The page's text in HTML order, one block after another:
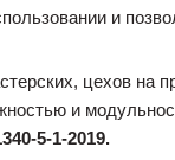
и
цехов на
и
5-1-2019.